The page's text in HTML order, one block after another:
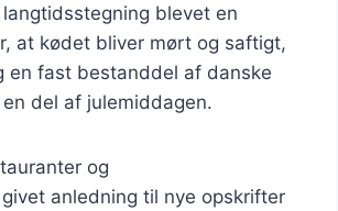
blevet en
at kødet bliver mørt og saftigt,
fast bestanddel af danske
del af julemiddagen.
og
anledning til nye opskrifter